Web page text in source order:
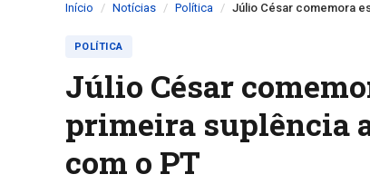
Início Notícias Política Júlio César comemora
POLÍTICA
Júlio César
primeira suplência
com o PT